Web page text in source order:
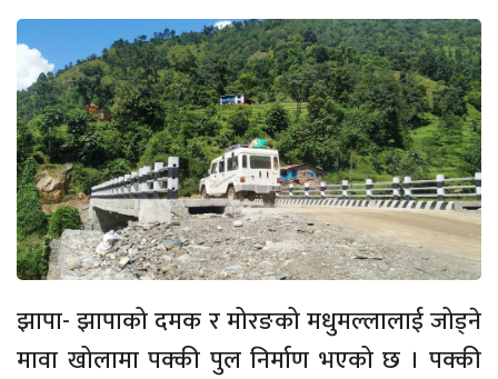
झापा- झापाको दमक र मोरङको मधुमल्लालाई जोड्ने
मावा खोलामा पक्की पुल निर्माण भएको छ । पक्की